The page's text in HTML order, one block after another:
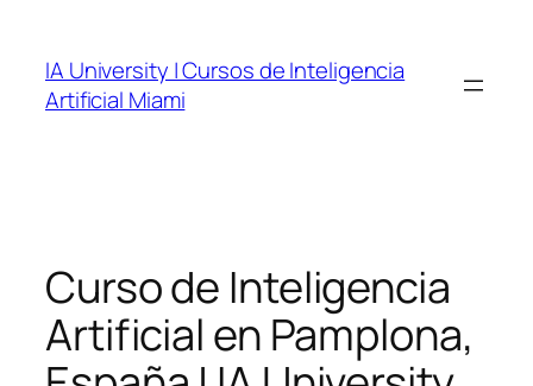
content
IA University | Cursos de Inteligencia
Artificial Miami
Curso de Inteligencia
Artificial en Pamplona,